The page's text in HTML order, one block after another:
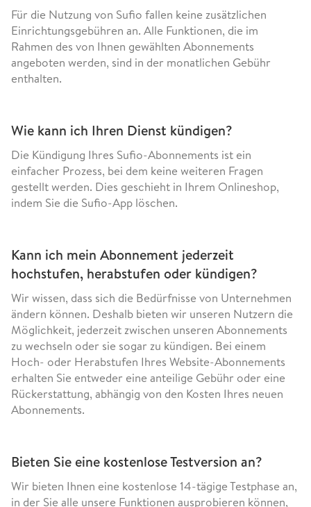
Für die Nutzung von Sufio fallen keine zusätzlichen
Einrichtungsgebühren an. Alle Funktionen, die im
Rahmen des von Ihnen gewählten Abonnements
angeboten werden, sind in der monatlichen Gebühr
enthalten.
Wie kann ich Ihren Dienst kündigen?
Die Kündigung Ihres Sufio-Abonnements ist ein
einfacher Prozess, bei dem keine weiteren Fragen
gestellt werden. Dies geschieht in Ihrem Onlineshop,
indem Sie die Sufio-App löschen.
Kann ich mein Abonnement jederzeit
hochstufen, herabstufen oder kündigen?
Wir wissen, dass sich die Bedürfnisse von Unternehmen
ändern können. Deshalb bieten wir unseren Nutzern die
Möglichkeit, jederzeit zwischen unseren Abonnements
zu wechseln oder sie sogar zu kündigen. Bei einem
Hoch- oder Herabstufen Ihres Website-Abonnements
erhalten Sie entweder eine anteilige Gebühr oder eine
Rückerstattung, abhängig von den Kosten Ihres neuen
Abonnements.
Bieten Sie eine kostenlose Testversion an?
Wir bieten Ihnen eine kostenlose 14-tägige Testphase an,
in der Sie alle unsere Funktionen ausprobieren können,